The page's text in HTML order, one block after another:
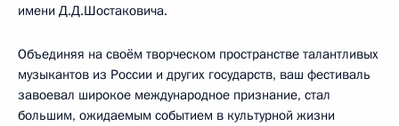
имени Д.Д.Шостаковича.
Объединяя на своём творческом пространстве талантливых
музыкантов из России и других государств, ваш фестиваль
завоевал широкое международное признание, стал
большим, ожидаемым событием в культурной жизни